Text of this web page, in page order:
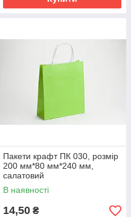
Пакети крафт ПК 030, розмір
200 мм*80 мм*240 мм,
салатовий
В наявності
14,50 ₴